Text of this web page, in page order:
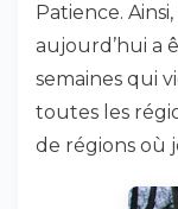
Patience.
aujourd’hui a
semaines qui
toutes les
de régions où